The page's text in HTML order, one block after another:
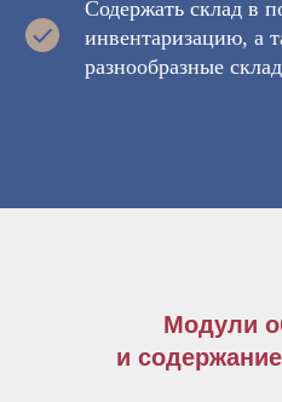
Содержать склад в
инвентаризацию, а
разнообразные
Модули
и